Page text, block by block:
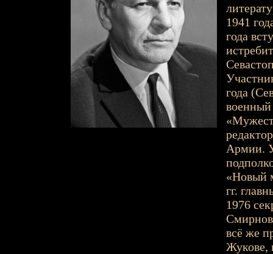
1941
года
года
военный
Армии.
«Новый
гг.
1976
всё же
Жукове,